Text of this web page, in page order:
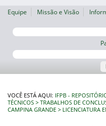
Equipe Missão e Visão
VOCÊ ESTÁ AQUI: IFPB -
TÉCNICOS
TRABALHOS DE
CAMPINA GRANDE
LICENCIATURA